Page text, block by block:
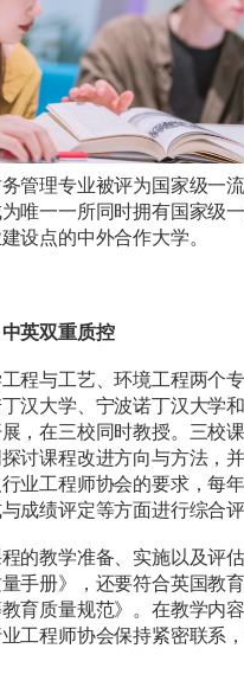
管理专业被评为国家级一
唯一一所同时拥有国家级
设点的中外合作大学。
英双重质控
程与工艺、环境工程两个
汉大学、宁波诺丁汉大学
，在三校同时教授。三校
讨课程改进方向与方法，
业工程师协会的要求，每
成绩评定等方面进行综合评
的教学准备、实施以及评
手册》，还要符合英国教
育质量规范》。在教学内
工程师协会保持紧密联系